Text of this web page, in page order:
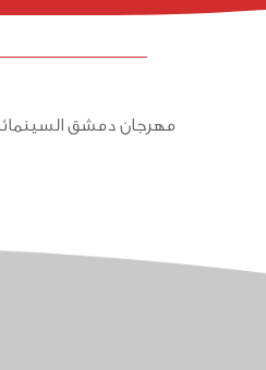
مهرجان دمشق